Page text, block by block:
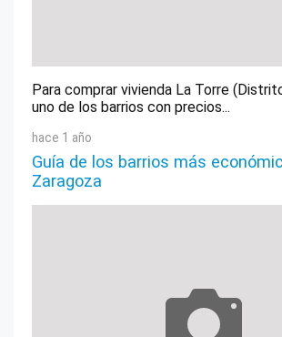
Para comprar vivienda La Torre
uno de los barrios con precios...
hace 1 año
Guía de los barrios más
Zaragoza